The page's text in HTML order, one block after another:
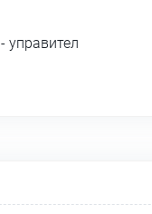
- управител